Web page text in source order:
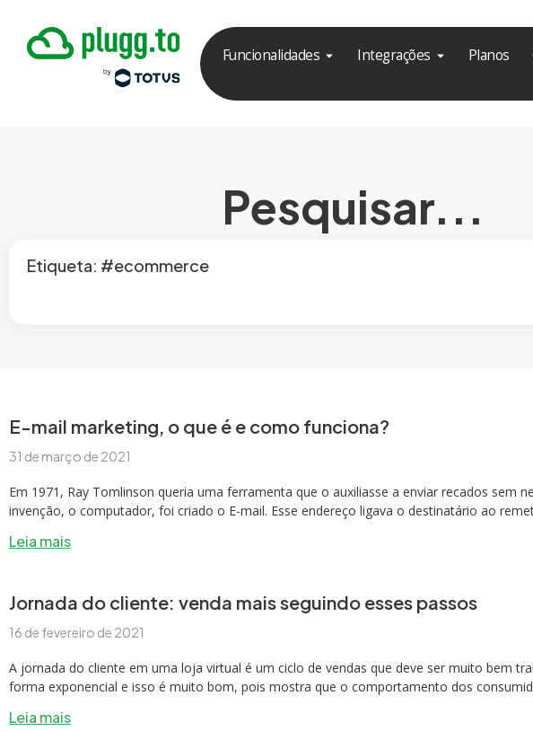
Funcionalidades Integrações Planos
Pesquisar...
Etiqueta: #ecommerce
E-mail marketing, o que é e como funciona?
31 de março de 2021
Em 1971, Ray Tomlinson queria uma ferramenta que o auxiliasse a enviar recados
invenção, o computador, foi criado o E-mail. Esse endereço ligava o destinatário ao
Leia mais
Jornada do cliente: venda mais seguindo esses passos
16 de fevereiro de 2021
A jornada do cliente em uma loja virtual é um ciclo de vendas que deve ser muito bem
forma exponencial e isso é muito bom, pois mostra que o comportamento dos
Leia mais